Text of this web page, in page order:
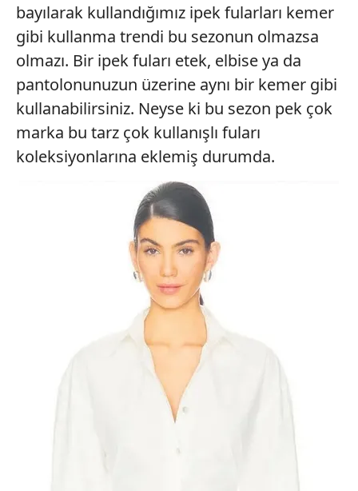
bayılarak kullandığımız ipek fularları kemer
gibi kullanma trendi bu sezonun olmazsa
olmazı. Bir ipek fuları etek, elbise ya da
pantolonunuzun üzerine aynı bir kemer gibi
kullanabilirsiniz. Neyse ki bu sezon pek çok
marka bu tarz çok kullanışlı fuları
koleksiyonlarına eklemiş durumda.